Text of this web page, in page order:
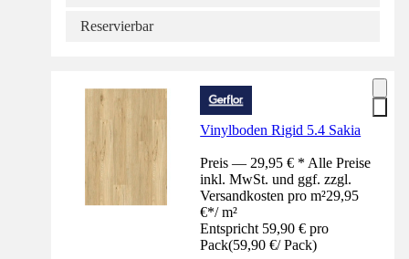
Reservierbar
Vinylboden Rigid 5.4 Sakia
Preis — 29,95 € * Alle Preise
inkl. MwSt. und ggf. zzgl.
Versandkosten pro m²29,95
€*/ m²
Entspricht 59,90 € pro
Pack(59,90 €/ Pack)